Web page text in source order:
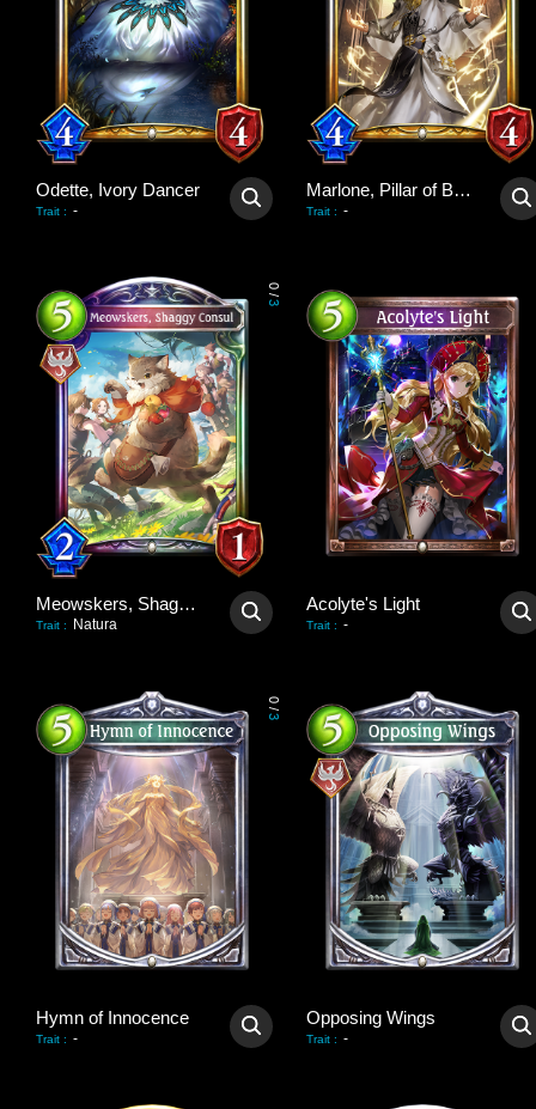
Odette, Ivory Dancer
Trait : -
Marlone, Pillar of Balance
Trait : -
0
/
3
Meowskers, Shaggy Consul
Trait : Natura
Acolyte's Light
Trait : -
0
/
3
Hymn of Innocence
Trait : -
Opposing Wings
Trait : -